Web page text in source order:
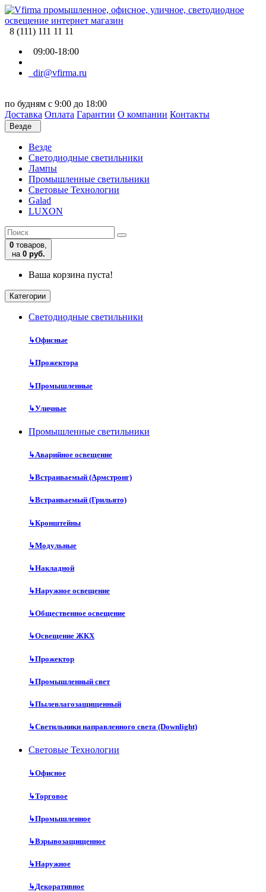
8 (111) 111 11 11
09:00-18:00
dir@vfirma.ru
по будням с 9:00 до 18:00
Доставка Оплата Гарантии О компании Контакты
Везде
Везде
Cветодиодные светильники
Лампы
Промышленные светильники
Световые Технологии
Galad
LUXON
0 товаров,
на 0 руб.
Ваша корзина пуста!
Категории
Cветодиодные светильники
↳Офисные
↳Прожектора
↳Промышленные
↳Уличные
Промышленные светильники
↳Аварийное освещение
↳Встраиваемый (Армстронг)
↳Встраиваемый (Грильято)
↳Кронштейны
↳Модульные
↳Накладной
↳Наружное освещение
↳Общественное освещение
↳Освещение ЖКХ
↳Прожектор
↳Промышленный свет
↳Пылевлагозащищенный
↳Светильники направленного света (Downlight)
Световые Технологии
↳Офисное
↳Торговое
↳Промышленное
↳Взрывозащищенное
↳Наружное
↳Декоративное